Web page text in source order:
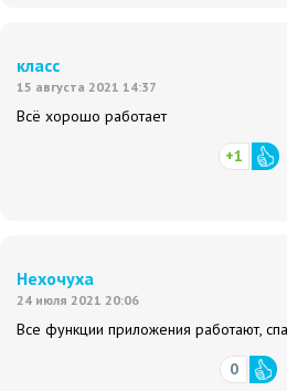
класс
15 августа 2021 14:37
Всё хорошо работает
+1
Нехочуха
24 июля 2021 20:06
Все функции приложения работают,
0